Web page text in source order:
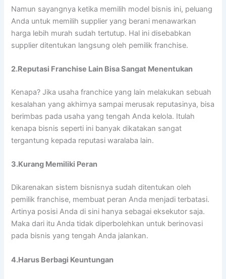
Namun sayangnya ketika memilih model bisnis ini, peluang
Anda untuk memilih supplier yang berani menawarkan
harga lebih murah sudah tertutup. Hal ini disebabkan
supplier ditentukan langsung oleh pemilik franchise.
2.Reputasi Franchise Lain Bisa Sangat Menentukan
Kenapa? Jika usaha franchice yang lain melakukan sebuah
kesalahan yang akhirnya sampai merusak reputasinya, bisa
berimbas pada usaha yang tengah Anda kelola. Itulah
kenapa bisnis seperti ini banyak dikatakan sangat
tergantung kepada reputasi waralaba lain.
3.Kurang Memiliki Peran
Dikarenakan sistem bisnisnya sudah ditentukan oleh
pemilik franchise, membuat peran Anda menjadi terbatasi.
Artinya posisi Anda di sini hanya sebagai eksekutor saja.
Maka dari itu Anda tidak diperbolehkan untuk berinovasi
pada bisnis yang tengah Anda jalankan.
4.Harus Berbagi Keuntungan